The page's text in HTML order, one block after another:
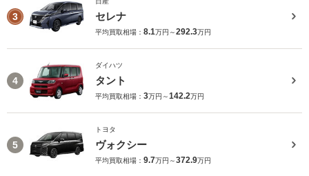
3 セレナ
平均買取相場： 8.1万円～292.3万円
4
ダイハツ
タント
平均買取相場： 3万円～142.2万円
5
トヨタ
ヴォクシー
平均買取相場： 9.7万円～372.9万円